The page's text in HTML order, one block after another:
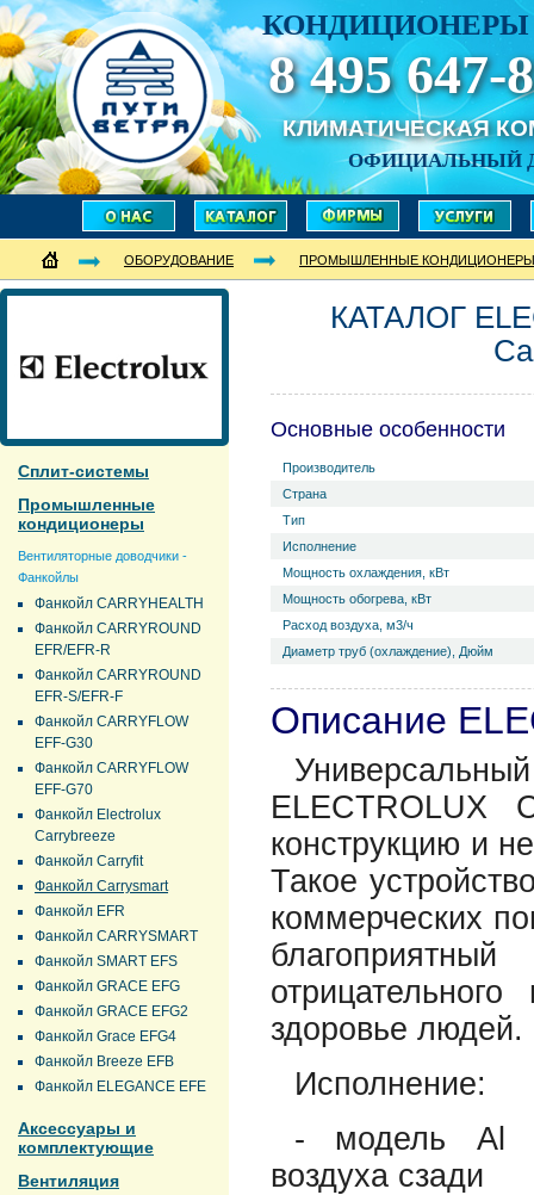
КОНДИЦИОНЕРЫ
8 495 647-
КЛИМАТИЧЕСКАЯ
ОФИЦИАЛЬНЫЙ
ОБОРУДОВАНИЕ ПРОМЫШЛЕННЫЕ КОНДИЦИОНЕРЫ
Сплит-системы
Промышленные
кондиционеры
Вентиляторные доводчики -
Фанкойлы
Фанкойл CARRYHEALTH
Фанкойл CARRYROUND
EFR/EFR-R
Фанкойл CARRYROUND
EFR-S/EFR-F
Фанкойл CARRYFLOW
EFF-G30
Фанкойл CARRYFLOW
EFF-G70
Фанкойл Electrolux
Carrybreeze
Фанкойл Carryfit
Фанкойл Carrysmart
Фанкойл EFR
Фанкойл CARRYSMART
Фанкойл SMART EFS
Фанкойл GRACE EFG
Фанкойл GRACE EFG2
Фанкойл Grace EFG4
Фанкойл Breeze EFB
Фанкойл ELEGANCE EFE
Аксессуары и
комплектующие
Вентиляция
КАТАЛОГ
Основные особенности
Производитель
Страна
Тип
Исполнение
Мощность охлаждения, кВт
Мощность обогрева, кВт
Расход воздуха, м3/ч
Диаметр труб (охлаждение), Дюйм
Описание
ELECTROLUX
конструкцию и
Такое
коммерческих
здоровье людей.
Исполнение:
- модель Al -
воздуха сзади